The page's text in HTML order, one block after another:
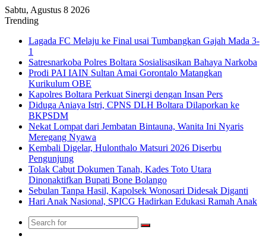
Sabtu, Agustus 8 2026
Trending
Lagada FC Melaju ke Final usai Tumbangkan Gajah Mada 3-
1
Satresnarkoba Polres Boltara Sosialisasikan Bahaya Narkoba
Prodi PAI IAIN Sultan Amai Gorontalo Matangkan
Kurikulum OBE
Kapolres Boltara Perkuat Sinergi dengan Insan Pers
Diduga Aniaya Istri, CPNS DLH Boltara Dilaporkan ke
BKPSDM
Nekat Lompat dari Jembatan Bintauna, Wanita Ini Nyaris
Meregang Nyawa
Kembali Digelar, Hulonthalo Matsuri 2026 Diserbu
Pengunjung
Tolak Cabut Dokumen Tanah, Kades Toto Utara
Dinonaktifkan Bupati Bone Bolango
Sebulan Tanpa Hasil, Kapolsek Wonosari Didesak Diganti
Hari Anak Nasional, SPICG Hadirkan Edukasi Ramah Anak
Search